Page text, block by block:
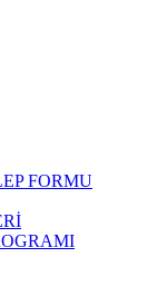
FORMU